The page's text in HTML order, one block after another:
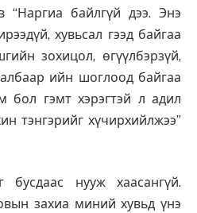
“Наргиа байлгүй дээ. Энэ
хувьсал гээд байгаа
зохицол, өгүүлбэрзүй,
ийн шоглоод байгаа
бол гэмт хэрэгтэй л адил
тэнгэрийг хүчирхийлжээ”
нууж хаасангүй.
захиа миний хувьд үнэ